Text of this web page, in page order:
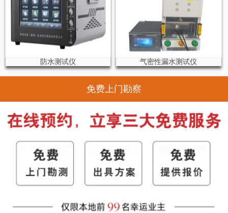
防水测试仪 气密性漏水测试仪
免费上门勘察